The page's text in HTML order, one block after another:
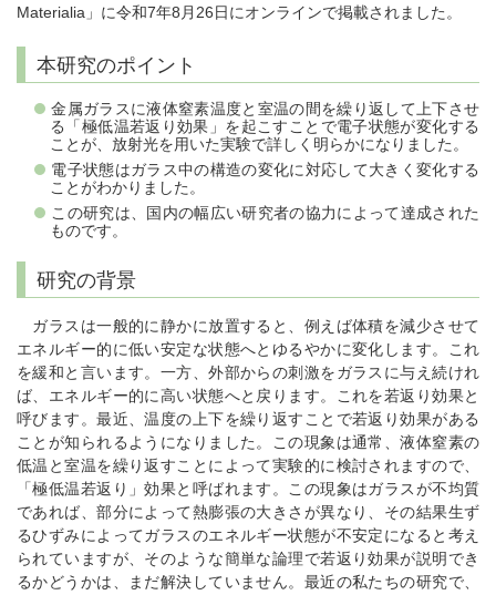
Materialia」に令和7年8月26日にオンラインで掲載されました。
本研究のポイント
金属ガラスに液体窒素温度と室温の間を繰り返して上下させ
る「極低温若返り効果」を起こすことで電子状態が変化する
ことが、放射光を用いた実験で詳しく明らかになりました。
電子状態はガラス中の構造の変化に対応して大きく変化する
ことがわかりました。
この研究は、国内の幅広い研究者の協力によって達成された
ものです。
研究の背景
ガラスは一般的に静かに放置すると、例えば体積を減少させて
エネルギー的に低い安定な状態へとゆるやかに変化します。これ
を緩和と言います。一方、外部からの刺激をガラスに与え続けれ
ば、エネルギー的に高い状態へと戻ります。これを若返り効果と
呼びます。最近、温度の上下を繰り返すことで若返り効果がある
ことが知られるようになりました。この現象は通常、液体窒素の
低温と室温を繰り返すことによって実験的に検討されますので、
「極低温若返り」効果と呼ばれます。この現象はガラスが不均質
であれば、部分によって熱膨張の大きさが異なり、その結果生ず
るひずみによってガラスのエネルギー状態が不安定になると考え
られていますが、そのような簡単な論理で若返り効果が説明でき
るかどうかは、まだ解決していません。最近の私たちの研究で、